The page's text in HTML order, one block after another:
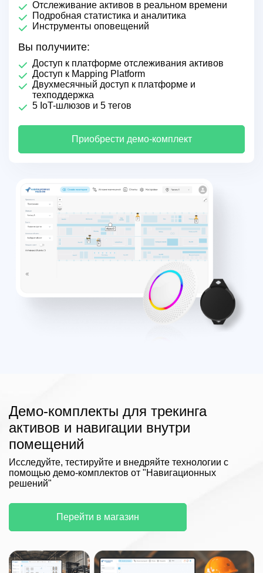
Отслеживание активов в реальном времени
Подробная статистика и аналитика
Инструменты оповещений
Вы получиите:
Доступ к платформе отслеживания активов
Доступ к Mapping Platform
Двухмесячный доступ к платформе и
техподдержка
5 IoT-шлюзов и 5 тегов
Приобрести демо-комплект
Демо-комплекты для трекинга
активов и навигации внутри
помещений
Исследуйте, тестируйте и внедряйте технологии с
помощью демо-комплектов от "Навигационных
решений"
Перейти в магазин